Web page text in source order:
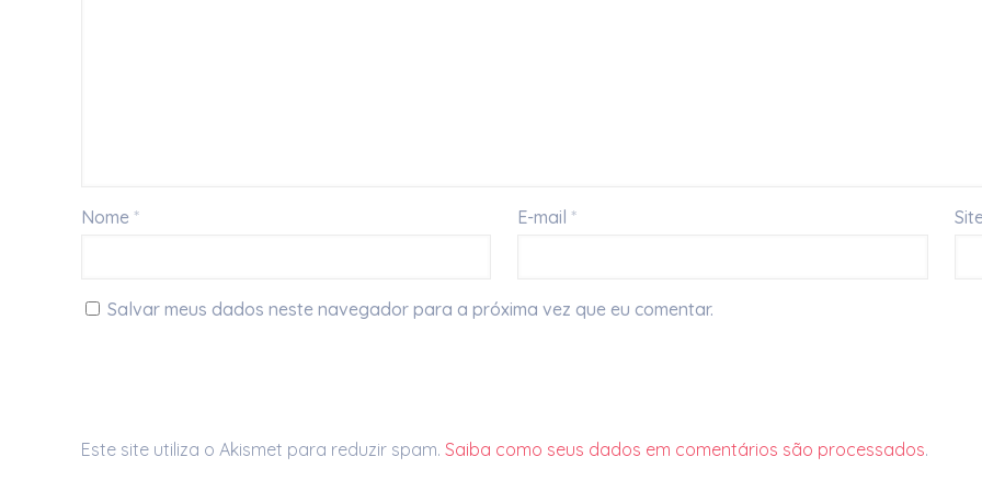
Nome * E-mail*
Salvar meus dados neste navegador para a próxima vez que eu comentar.
Este site utiliza o Akismet para reduzir spam. Saiba como seus dados em comentários são processados.